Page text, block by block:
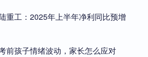
重工：2025年上半年净利同比预增
前孩子情绪波动，家长怎么应对